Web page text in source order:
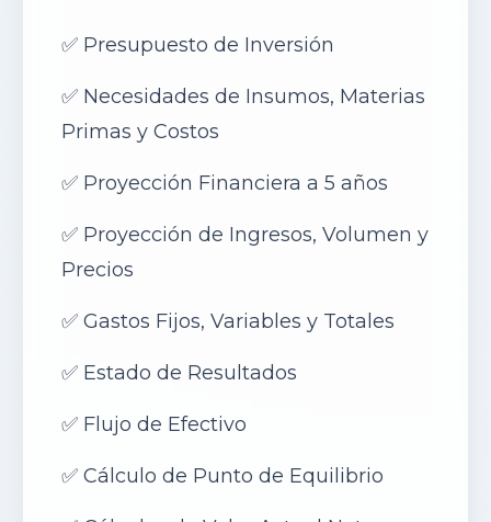
✅ Presupuesto de Inversión
✅ Necesidades de Insumos, Materias
Primas y Costos
✅ Proyección Financiera a 5 años
✅ Proyección de Ingresos, Volumen y
Precios
✅ Gastos Fijos, Variables y Totales
✅ Estado de Resultados
✅ Flujo de Efectivo
✅ Cálculo de Punto de Equilibrio